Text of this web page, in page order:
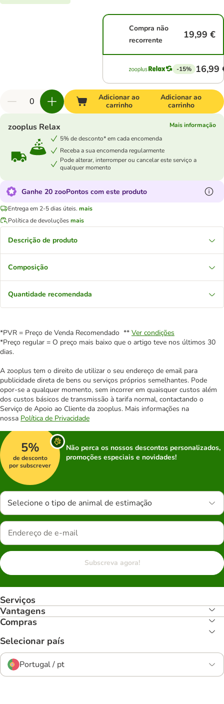
Compra não
recorrente
19,99 €
-15% 16,99
Adicionar ao
carrinho
Adicionar ao
carrinho
zooplus Relax
Mais informação
5% de desconto* em cada encomenda
Receba a sua encomenda regularmente
Pode alterar, interromper ou cancelar este serviço a
qualquer momento
Ganhe 20 zooPontos com este produto
Entrega em 2-5 dias úteis. mais
Política de devoluçõesmais
Descrição de produto
Composição
Quantidade recomendada
*PVR = Preço de Venda Recomendado ** Ver condições
*Preço regular = O preço mais baixo que o artigo teve nos últimos 30
dias.
A zooplus tem o direito de utilizar o seu endereço de email para
publicidade direta de bens ou serviços próprios semelhantes. Pode
opor-se a qualquer momento, sem incorrer em quaisquer custos além
dos custos básicos de transmissão à tarifa normal, contactando o
Serviço de Apoio ao Cliente da zooplus. Mais informações na
nossa Política de Privacidade
5%
de desconto
por subscrever
Não perca os nossos descontos personalizados,
promoções especiais e novidades!
Selecione o tipo de animal de estimação
Subscreva agora!
Serviços
Vantagens
Compras
Selecionar país
Portugal / pt